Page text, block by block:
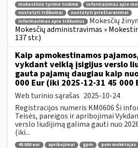
mokestinio tyrimo trukmė
informavimas apie
nustatyti trūkumai
nustatyti prieštaravimai
informavimas apie trūkumus
Mokesčių
Mokesčių administravimas »
137 str.)
Kaip apmokestinamos
vykdant veiklą įsigijus verslo
gauta pajamų daugiau kaip
000 Eur (iki 2025-12-31 45 000
Web turinio sąrašas 2025-10-24
Registracijos numeris KM0606 Ši
Teisės, pareigos ir apribojimai
verslo liudijimą galima gauti nuo
(iki...
45 000 eur apribojimai gpm pvm mokėtojas